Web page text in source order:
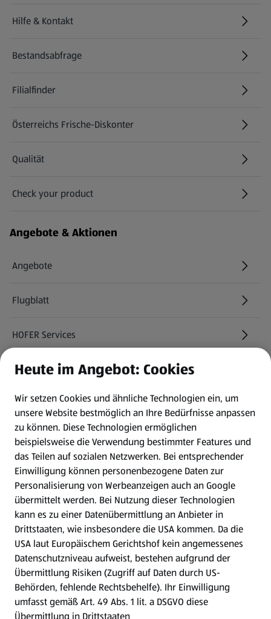
Hilfe & Kontakt
(öffnet in einem neuen Tab)
Bestandsabfrage
(öffnet in einem neuen Tab)
Filialfinder
Österreichs Frische-Diskonter
Qualität
Check your product
(öffnet in einem neuen Tab)
Angebote & Aktionen
Angebote
Flugblatt
HOFER Services
Newsletter
WhatsApp
Gewinnspiele
Mein HOFER. Meine Einkäufe.
Meine Meinung. Mein HOFER.
Gutscheingroßbestellung
(öffnet in einem neuen Tab)
Folge uns hier:
Heute im Angebot: Cookies
Wir setzen Cookies und ähnliche Technologien ein, um
unsere Website bestmöglich an Ihre Bedürfnisse anpassen
zu können. Diese Technologien ermöglichen
beispielsweise die Verwendung bestimmter Features und
das Teilen auf sozialen Netzwerken. Bei entsprechender
Einwilligung können personenbezogene Daten zur
Personalisierung von Werbeanzeigen auch an Google
übermittelt werden. Bei Nutzung dieser Technologien
kann es zu einer Datenübermittlung an Anbieter in
Drittstaaten, wie insbesondere die USA kommen. Da die
USA laut Europäischem Gerichtshof kein angemessenes
Datenschutzniveau aufweist, bestehen aufgrund der
Übermittlung Risiken (Zugriff auf Daten durch US-
Behörden, fehlende Rechtsbehelfe). Ihr Einwilligung
umfasst gemäß Art. 49 Abs. 1 lit. a DSGVO diese